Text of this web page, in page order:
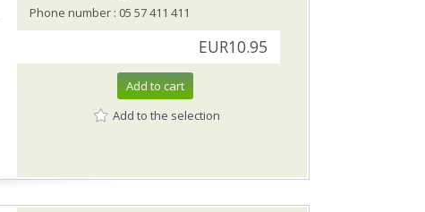
Phone number : 05 57 411 411
EUR10.95
Add to cart
Add to the selection